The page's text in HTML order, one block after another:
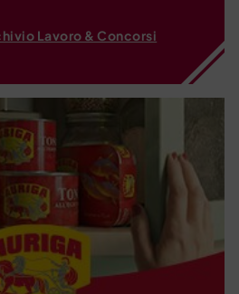
Lavoro & Concorsi